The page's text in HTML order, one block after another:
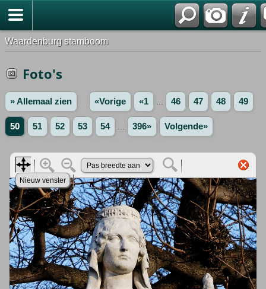
Waardenburg stamboom
Foto's
» Allemaal zien «Vorige «1 46 47 48 49
50 51 52 53 54 396» Volgende»